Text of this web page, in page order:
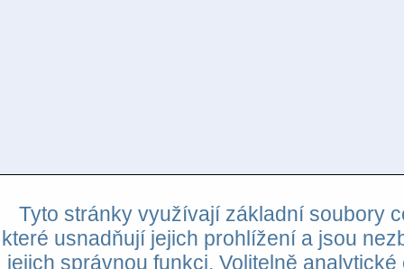
Tyto stránky využívají základní soubory
které usnadňují jejich prohlížení a jsou
jejich správnou funkci. Volitelně analytické